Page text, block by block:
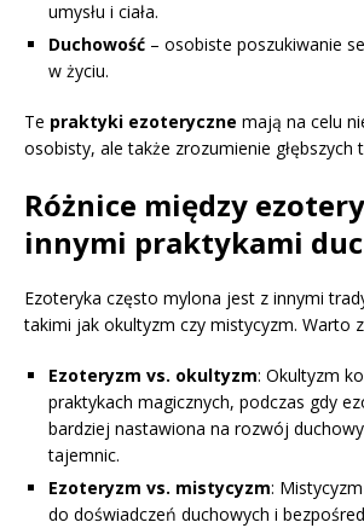
umysłu i ciała.
Duchowość – osobiste poszukiwanie
w życiu.
Te praktyki ezoteryczne mają na celu
osobisty, ale także zrozumienie głębszych
Różnice między
innymi praktykami
Ezoteryka często mylona jest z innymi
takimi jak okultyzm czy mistycyzm. Warto
Ezoteryzm vs. okultyzm: Okultyzm
praktykach magicznych, podczas gdy
bardziej nastawiona na rozwój
tajemnic.
Ezoteryzm vs. mistycyzm:
do doświadczeń duchowych i